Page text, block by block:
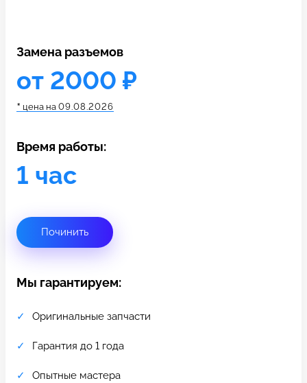
Связаться с нами
Замена разъемов
от 2000 ₽
* цена на 09.08.2026
Время работы:
1 час
Починить
Мы гарантируем:
Оригинальные запчасти
Гарантия до 1 года
Опытные мастера